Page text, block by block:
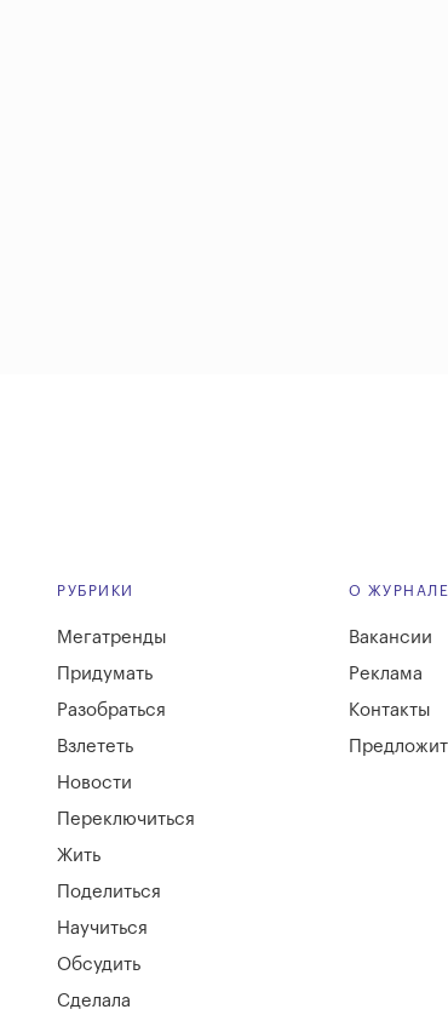
РУБРИКИ
Мегатренды
Придумать
Разобраться
Взлететь
Новости
Переключиться
Жить
Поделиться
Научиться
Обсудить
Сделала
О ЖУРНАЛЕ
Вакансии
Реклама
Контакты